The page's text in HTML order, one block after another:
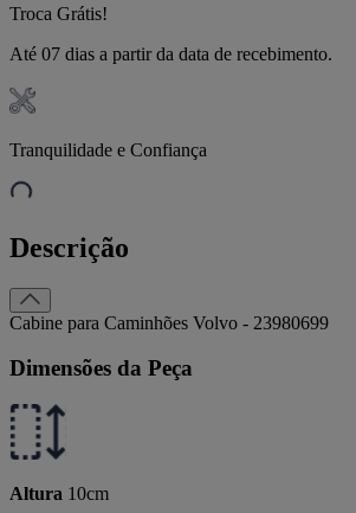
Troca Grátis!
Até 07 dias a partir da data de recebimento.
Tranquilidade e Confiança
Descrição
Cabine para Caminhões Volvo - 23980699
Dimensões da Peça
Altura 10cm